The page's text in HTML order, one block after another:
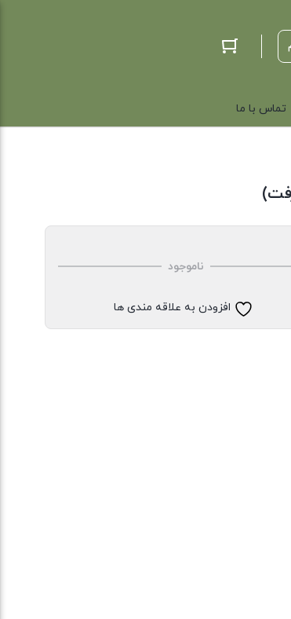
تماس با ما
ناموجود
افزودن به علاقه مندی ها